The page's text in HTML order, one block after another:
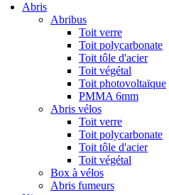
Abris
Abribus
Toit verre
Toit polycarbonate
Toit tôle d'acier
Toit végétal
Toit photovoltaïque
PMMA 6mm
Abris vélos
Toit verre
Toit polycarbonate
Toit tôle d'acier
Toit végétal
Box à vélos
Abris fumeurs